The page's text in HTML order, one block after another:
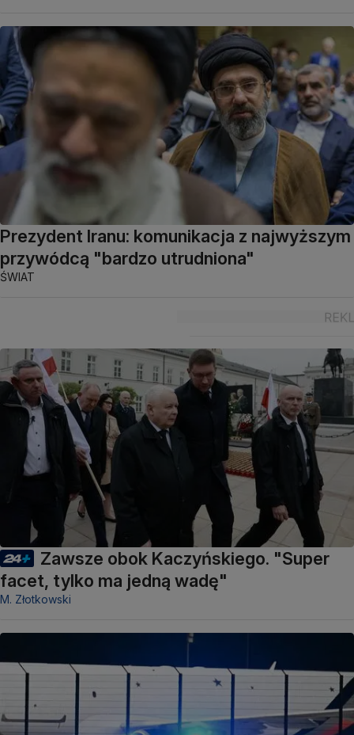
Prezydent Iranu: komunikacja z najwyższym
przywódcą "bardzo utrudniona"
ŚWIAT
Zawsze obok Kaczyńskiego. "Super
facet, tylko ma jedną wadę"
M. Złotkowski